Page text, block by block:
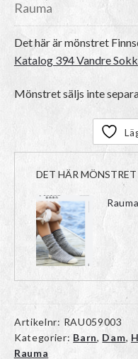
Rauma
Det här är mönstret
Katalog 394 Vandre
Mönstret säljs inte
DET HÄR
Artikelnr: RAU059003
Kategorier: Barn, Dam,
Rauma